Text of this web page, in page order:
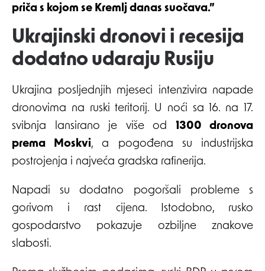
priča s kojom se Kremlj danas suočava.”
Ukrajinski dronovi i recesija
dodatno udaraju Rusiju
Ukrajina posljednjih mjeseci intenzivira napade
dronovima na ruski teritorij. U noći sa 16. na 17.
svibnja lansirano je više od 1300 dronova
prema Moskvi, a pogođena su industrijska
postrojenja i najveća gradska rafinerija.
Napadi su dodatno pogoršali probleme s
gorivom i rast cijena. Istodobno, rusko
gospodarstvo pokazuje ozbiljne znakove
slabosti.